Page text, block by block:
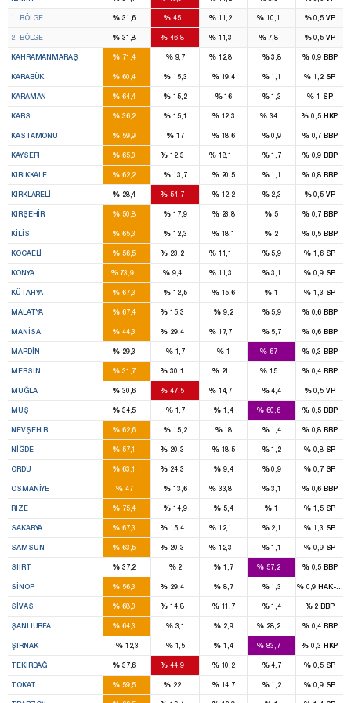
1. BÖLGE %31,6 % 45 %11,2 % 10,1 %0,5VP
2. BÖLGE %31,8 % 46,8 %11,3 %7,8 %0,5VP
KAHRAMANMARAŞ %71,4 %9,7 %12,8 %3,8 %0,9BBP
KARABÜK %60,4 % 15,3 %19,4 %1,1 % 1,2 SP
KARAMAN %64,4 % 15,2 %16 %1,3 %1 SP
KARS %36,2 % 15,1 %12,3 % 34 % 0,5 HKP
KASTAMONU %59,9 % 17 %18,6 %0,9 %0,7BBP
KAYSERI %65,3 % 12,3 %18,1 %1,7 %0,9BBP
KIRIKKALE %62,2 % 13,7 %20,5 %1,1 %0,8BBP
KIRKLARELI %28,4 % 54,7 %12,2 %2,3 %0,5VP
KIRŞEHIR %50,8 % 17,9 %23,8 % 5 %0,7BBP
KILIS %65,3 % 12,3 %18,1 % 2 %0,5BBP
KOCAELI %56,5 % 23,2 %11,1 %5,9 % 1,6 SP
KONYA %73,9 %9,4 %11,3 %3,1 % 0,9 SP
KÜTAHYA %67,3 % 12,5 %15,6 % 1 % 1,3 SP
MALATYA %67,4 % 15,3 % 9,2 %5,9 %0,6BBP
MANISA %44,3 % 29,4 %17,7 %5,7 %0,6BBP
MARDIN %29,3 %1,7 %1 % 67 %0,3BBP
MERSIN %31,7 % 30,1 %21 % 15 %0,4BBP
MUĞLA %30,6 % 47,5 %14,7 %4,4 %0,5VP
MUŞ %34,5 %1,7 % 1,4 % 60,6 %0,5BBP
NEVŞEHIR %62,6 % 15,2 %18 %1,4 %0,8BBP
NIĞDE %57,1 % 20,3 %18,5 %1,2 % 0,8 SP
ORDU %63,1 % 24,3 % 9,4 %0,9 % 0,7 SP
OSMANIYE %47 % 13,6 %33,8 %3,1 %0,6BBP
RIZE %75,4 % 14,9 % 5,4 % 1 % 1,5 SP
SAKARYA %67,3 % 15,4 %12,1 %2,1 % 1,3 SP
SAMSUN %63,5 % 20,3 %12,3 %1,1 % 0,9 SP
SIIRT %37,2 %2 % 1,7 % 57,2 %0,5BBP
SINOP %56,3 % 29,4 % 8,7 %1,3 %0,9HAK-PAR
SIVAS %68,3 % 14,8 %11,7 %1,4 %2BBP
ŞANLIURFA %64,3 %3,1 % 2,9 % 28,2 %0,4BBP
ŞIRNAK %12,3 %1,5 % 1,4 % 83,7 % 0,3 HKP
TEKIRDAĞ %37,6 % 44,9 %10,2 %4,7 % 0,5 SP
TOKAT %59,5 % 22 %14,7 %1,2 % 0,9 SP